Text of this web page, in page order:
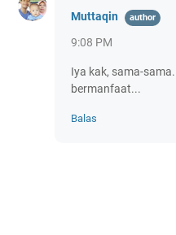
Muttaqin
9:08 PM
Iya kak, sama-
bermanfaat...
Balas